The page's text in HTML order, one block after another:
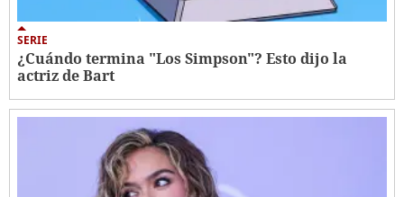
SERIE
¿Cuándo termina "Los Simpson"? Esto dijo la
actriz de Bart